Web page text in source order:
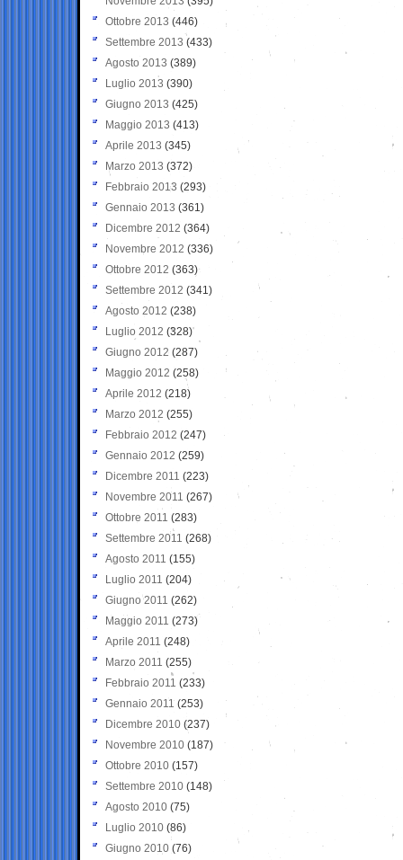
Ottobre 2013 (446)
Settembre 2013 (433)
Agosto 2013 (389)
Luglio 2013 (390)
Giugno 2013 (425)
Maggio 2013 (413)
Aprile 2013 (345)
Marzo 2013 (372)
Febbraio 2013 (293)
Gennaio 2013 (361)
Dicembre 2012 (364)
Novembre 2012 (336)
Ottobre 2012 (363)
Settembre 2012 (341)
Agosto 2012 (238)
Luglio 2012 (328)
Giugno 2012 (287)
Maggio 2012 (258)
Aprile 2012 (218)
Marzo 2012 (255)
Febbraio 2012 (247)
Gennaio 2012 (259)
Dicembre 2011 (223)
Novembre 2011 (267)
Ottobre 2011 (283)
Settembre 2011 (268)
Agosto 2011 (155)
Luglio 2011 (204)
Giugno 2011 (262)
Maggio 2011 (273)
Aprile 2011 (248)
Marzo 2011 (255)
Febbraio 2011 (233)
Gennaio 2011 (253)
Dicembre 2010 (237)
Novembre 2010 (187)
Ottobre 2010 (157)
Settembre 2010 (148)
Agosto 2010 (75)
Luglio 2010 (86)
Giugno 2010 (76)